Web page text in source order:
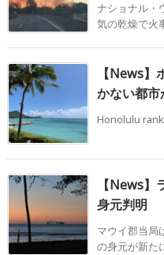
ナショナル・
気の乾燥で火
【News
かない都市
Honolulu
【News
身元判明
マウイ郡当局
の身元が新た